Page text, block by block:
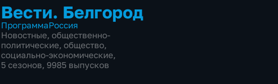
Вести. Белгород
ПрограммаРоссия
Новостные, общественно-
политические, общество,
социально-экономические,
5 сезонов, 9985 выпусков